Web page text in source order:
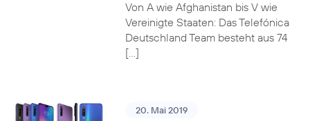
Von A wie Afghanistan bis V wie
Vereinigte Staaten: Das Telefónica
Deutschland Team besteht aus 74
[…]
20. Mai 2019